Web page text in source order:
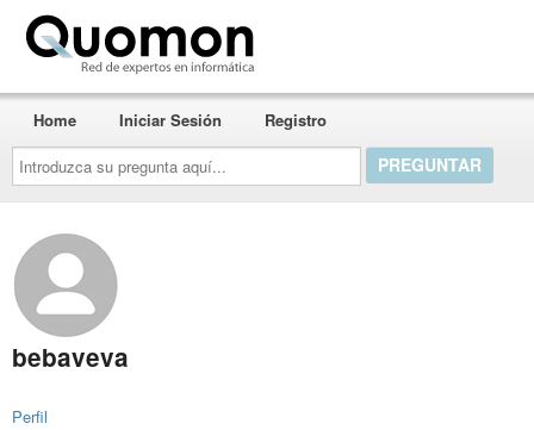
Introduzca
su
pregunta
aquí...
Home Iniciar Sesión Registro
bebaveva
Perfil